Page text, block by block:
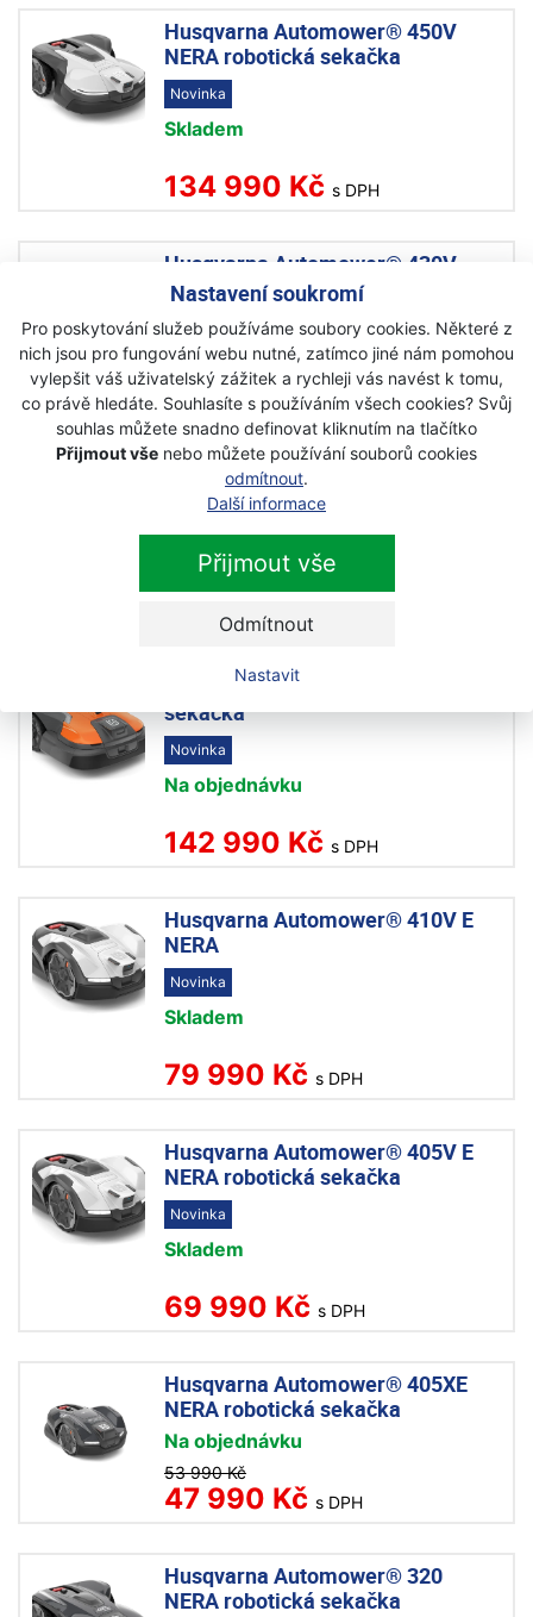
Nastavení soukromí
Pro poskytování služeb používáme soubory cookies. Některé z
nich jsou pro fungování webu nutné, zatímco jiné nám pomohou
vylepšit váš uživatelský zážitek a rychleji vás navést k tomu,
co právě hledáte. Souhlasíte s používáním všech cookies? Svůj
souhlas můžete snadno definovat kliknutím na tlačítko
Přijmout vše nebo můžete používání souborů cookies
odmítnout.
Další informace
Přijmout vše
Odmítnout
Nastavit
Husqvarna Automower® 450V
NERA robotická sekačka
Novinka
Skladem
134 990 Kč s DPH
Husqvarna Automower® 430V
NERA robotická sekačka
Novinka
Skladem
104 990 Kč s DPH
Husqvarna Automower® 535 AWD
EPOS® robotická sekačka
Na objednávku
149 990 Kč
Husqvarna 540 EPOS robotická
sekačka
Novinka
Na objednávku
142 990 Kč s DPH
Husqvarna Automower® 410V E
NERA
Novinka
Skladem
79 990 Kč s DPH
Husqvarna Automower® 405V E
NERA robotická sekačka
Novinka
Skladem
69 990 Kč s DPH
Husqvarna Automower® 405XE
NERA robotická sekačka
Na objednávku
53 990 Kč
47 990 Kč s DPH
Husqvarna Automower® 320
NERA robotická sekačka